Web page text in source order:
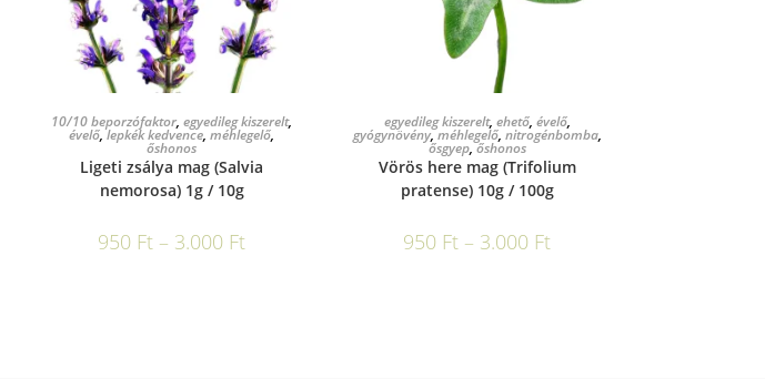
OPCIÓK VÁLASZTÁSA
10/10 beporzófaktor, egyedileg kiszerelt,
évelő,lepkék kedvence, méhlegelő,
őshonos
Ligeti zsálya mag (Salvia
nemorosa) 1g / 10g
950 Ft – 3.000 Ft
OPCIÓK VÁLASZTÁSA
egyedileg kiszerelt, ehető, évelő,
gyógynövény,méhlegelő, nitrogénbomba,
ősgyep,őshonos
Vörös here mag (Trifolium
pratense) 10g / 100g
950 Ft – 3.000 Ft